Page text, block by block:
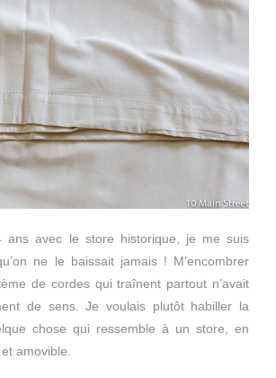
ans avec le store historique, je me suis
ne le baissait jamais ! M’encombrer
de cordes qui traînent partout n’avait
de sens. Je voulais plutôt habiller la
chose qui ressemble à un store, en
amovible.